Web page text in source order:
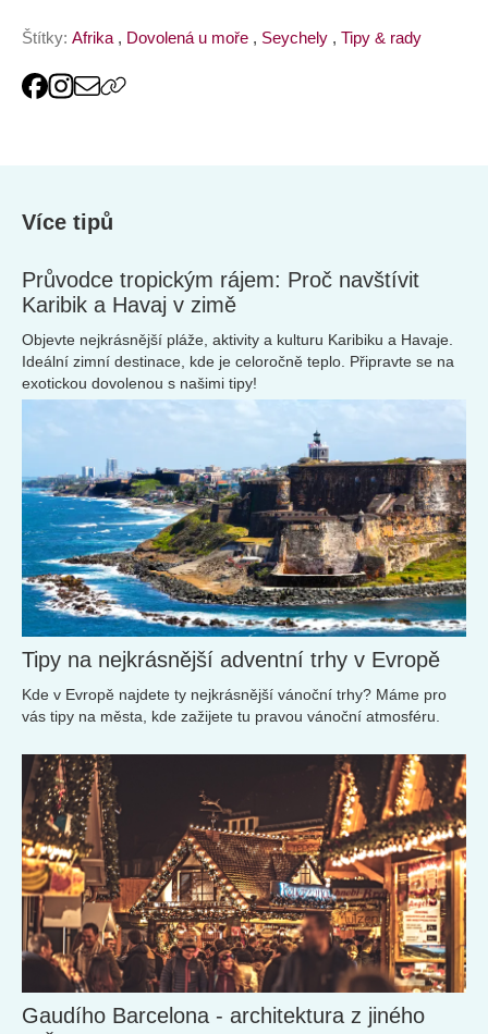
Štítky: Afrika , Dovolená u moře , Seychely , Tipy & rady
Více tipů
Průvodce tropickým rájem: Proč navštívit
Karibik a Havaj v zimě
Objevte nejkrásnější pláže, aktivity a kulturu Karibiku a Havaje.
Ideální zimní destinace, kde je celoročně teplo. Připravte se na
exotickou dovolenou s našimi tipy!
Tipy na nejkrásnější adventní trhy v Evropě
Kde v Evropě najdete ty nejkrásnější vánoční trhy? Máme pro
vás tipy na města, kde zažijete tu pravou vánoční atmosféru.
Gaudího Barcelona - architektura z jiného